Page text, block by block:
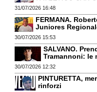
31/07/2026 16:48
FERMANA.
Juniores
30/07/2026 15:53
SALVANO.
Tramannoni: le
30/07/2026 12:32
PINTURETTA,
rinforzi